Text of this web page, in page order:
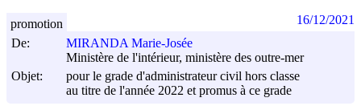
De:
MIRANDA Marie-Josée
Ministère de l'intérieur, ministère des outre-mer
Objet:
pour le grade d'administrateur civil hors classe
au titre de l'année 2022 et promus à ce grade
promotion 16/12/2021